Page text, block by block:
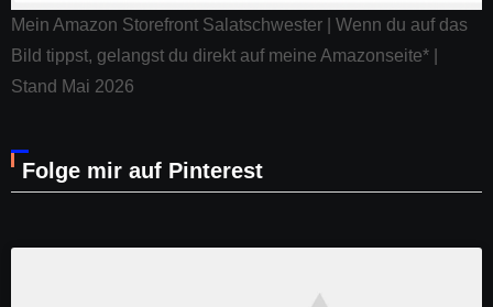
Mein Amazon Storefront Salatschwester | Wenn du auf das
Bild tippst, gelangst du direkt auf meine Amazonseite* |
Stand Mai 2026
Folge mir auf Pinterest